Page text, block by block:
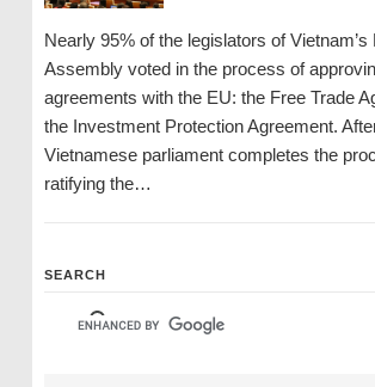
Nearly 95% of the legislators of Vietnam’s
Assembly voted in the process of
agreements with the EU: the Free Trade
the Investment Protection Agreement.
Vietnamese parliament completes the
ratifying the…
SEARCH